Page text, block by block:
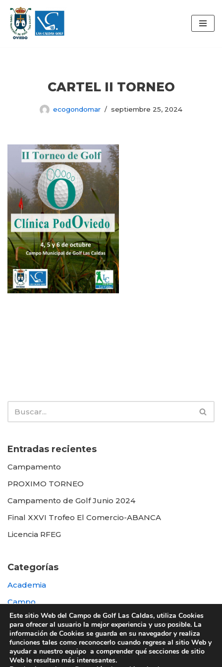
Saltar
al
CARTEL II TORNEO
ecogondomar septiembre 25, 2024
Entradas recientes
Campamento
PROXIMO TORNEO
Campamento de Golf Junio 2024
Final XXVI Trofeo El Comercio-ABANCA
Licencia RFEG
Categorías
Academia
Campo
Destacada
Otras
Este sitio Web del Campo de Golf Las Caldas, utiliza Cookies
para ofrecer al usuario la mejor experiencia y uso posible. La
información de Cookies se guarda en su navegador y realiza
funciones tales como reconocerlo cuando regrese al sitio Web y
ayudar a nuestro equipo a comprender qué secciones de sitio
Web le resultan más interesantes.